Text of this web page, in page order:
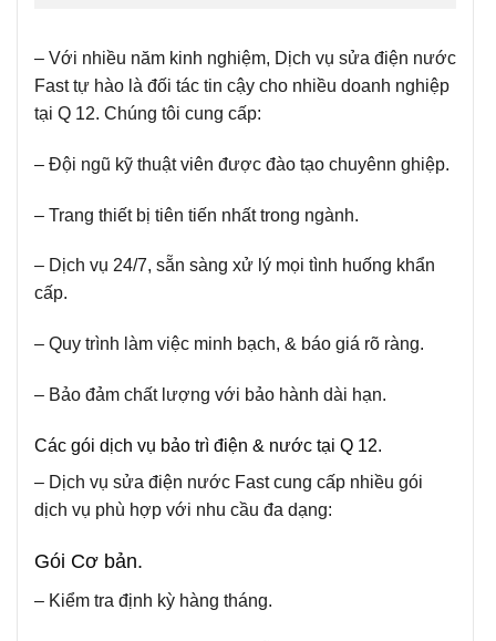
– Với nhiều năm kinh nghiệm, Dịch vụ sửa điện nước
Fast tự hào là đối tác tin cậy cho nhiều doanh nghiệp
tại Q 12. Chúng tôi cung cấp:
– Đội ngũ kỹ thuật viên được đào tạo chuyênn ghiệp.
– Trang thiết bị tiên tiến nhất trong ngành.
– Dịch vụ 24/7, sẵn sàng xử lý mọi tình huống khẩn
cấp.
– Quy trình làm việc minh bạch, & báo giá rõ ràng.
– Bảo đảm chất lượng với bảo hành dài hạn.
Các gói dịch vụ bảo trì điện & nước tại Q 12.
– Dịch vụ sửa điện nước Fast cung cấp nhiều gói
dịch vụ phù hợp với nhu cầu đa dạng:
Gói Cơ bản.
– Kiểm tra định kỳ hàng tháng.